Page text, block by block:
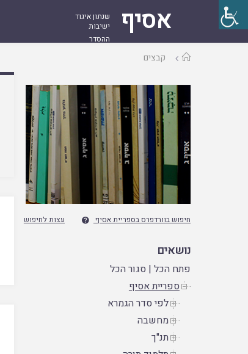
אסיף
שנתון איגוד
ישיבות
ההסדר
עמודקבצים
חיפוש בוורדפרס בספריית אסיף  עצות לחיפוש
נושאים
פתח הכל |סגור הכל
ספריית אסיף
לפי סדר הגמרא
מחשבה
תנ"ך